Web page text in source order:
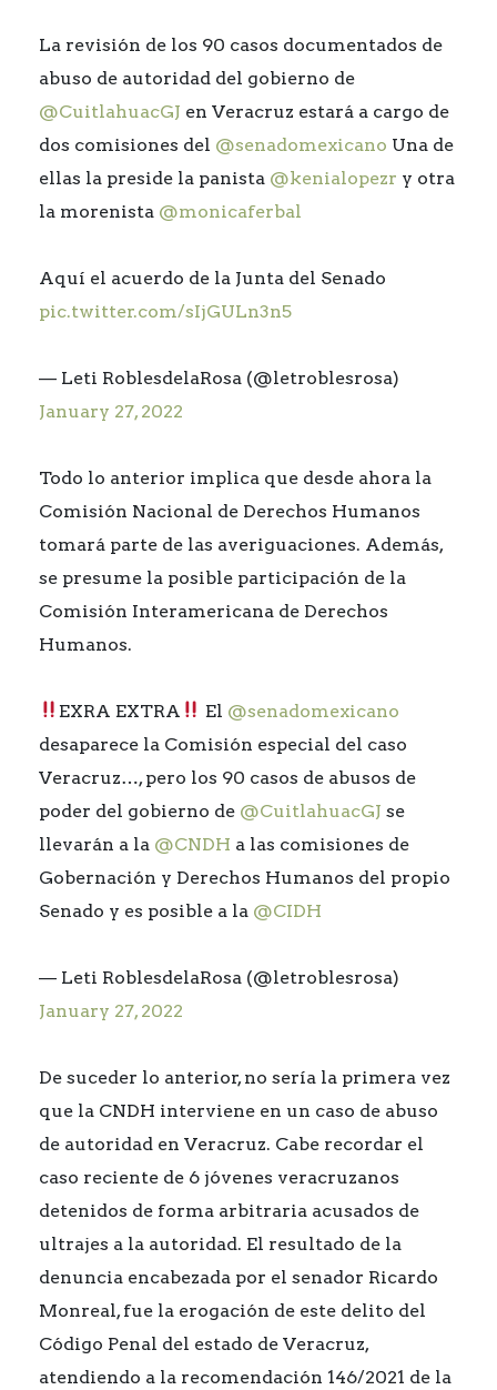
La revisión de los 90 casos documentados de
abuso de autoridad del gobierno de
@CuitlahuacGJ en Veracruz estará a cargo de
dos comisiones del @senadomexicano Una de
ellas la preside la panista @kenialopezr y otra
la morenista @monicaferbal
Aquí el acuerdo de la Junta del Senado
pic.twitter.com/sIjGULn3n5
— Leti RoblesdelaRosa (@letroblesrosa)
January 27, 2022
Todo lo anterior implica que desde ahora la
Comisión Nacional de Derechos Humanos
tomará parte de las averiguaciones. Además,
se presume la posible participación de la
Comisión Interamericana de Derechos
Humanos.
EXRA EXTRA El @senadomexicano
desaparece la Comisión especial del caso
Veracruz…, pero los 90 casos de abusos de
poder del gobierno de @CuitlahuacGJ se
llevarán a la @CNDH a las comisiones de
Gobernación y Derechos Humanos del propio
Senado y es posible a la @CIDH
— Leti RoblesdelaRosa (@letroblesrosa)
January 27, 2022
De suceder lo anterior, no sería la primera vez
que la CNDH interviene en un caso de abuso
de autoridad en Veracruz. Cabe recordar el
caso reciente de 6 jóvenes veracruzanos
detenidos de forma arbitraria acusados de
ultrajes a la autoridad. El resultado de la
denuncia encabezada por el senador Ricardo
Monreal, fue la erogación de este delito del
Código Penal del estado de Veracruz,
atendiendo a la recomendación 146/2021 de la